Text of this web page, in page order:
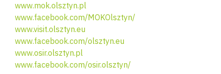
www.mok.olsztyn.pl
www.facebook.com/MOKOlsztyn/
www.visit.olsztyn.eu
www.facebook.com/olsztyn.eu
www.osir.olsztyn.pl
www.facebook.com/osir.olsztyn/